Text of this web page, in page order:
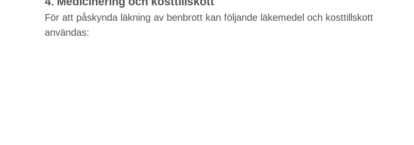
För att påskynda läkning av benbrott kan följande läkemedel och kosttillskott
användas: